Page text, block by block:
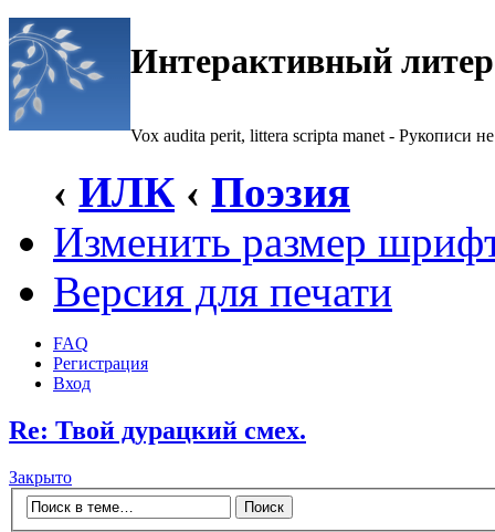
Интерактивный
Vox audita perit, littera scripta manet - Рукописи не
‹ ИЛК ‹ Поэзия
Изменить размер
Версия для печати
FAQ
Регистрация
Вход
Re: Твой дурацкий смех.
Закрыто